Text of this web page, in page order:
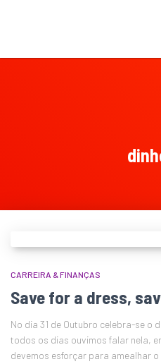
CARREIRA & FINANÇAS
Save for a dress,
No dia 31 de Outubro celebra-se o
todos os dias ouvimos falar nela,
devemos esforçar para amealhar